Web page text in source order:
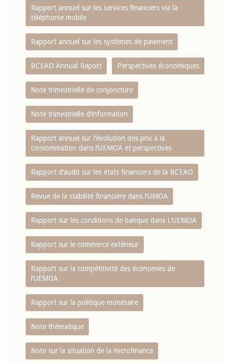
Rapport annuel sur les services financiers via la
téléphonie mobile
Rapport annuel sur les systèmes de paiement
BCEAO Annual Report Perspectives économiques
Note trimestrielle de conjoncture
Note trimestrielle d‘information
Rapport annuel sur l‘évolution des prix à la
consommation dans l‘UEMOA et perspectives
Rapport d‘audit sur les états financiers de la BCEAO
Revue de la stabilité financière dans l‘UMOA
Rapport sur les conditions de banque dans L‘UEMOA
Rapport sur le commerce extérieur
Rapport sur la compétitivité des économies de
l‘UEMOA
Rapport sur la politique monétaire
Note thématique
Note sur la situation de la microfinance